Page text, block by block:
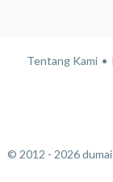
Tentang Kami
© 2012 - 2026